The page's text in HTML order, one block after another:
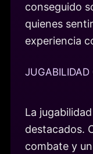
conseguido
quienes
experiencia
La
destacados.
combate y